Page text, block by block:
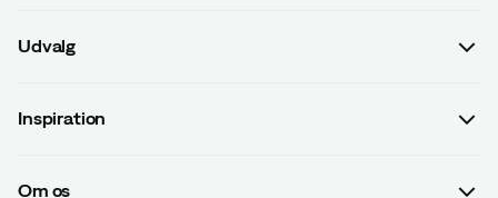
Kontakt os
Udvalg
Herre
Inspiration
Om os